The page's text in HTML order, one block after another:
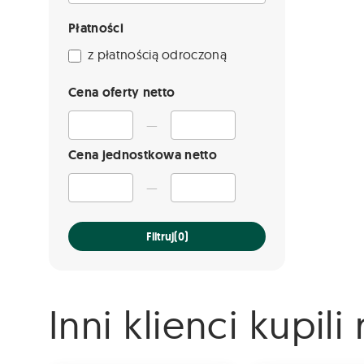
Płatności
z płatnością odroczoną
Cena oferty netto
—
Cena jednostkowa netto
—
Filtruj(0)
Inni klienci kupili